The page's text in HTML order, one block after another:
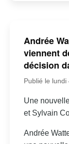
Andrée
viennent
décision
Publié le
Une
et Sylvain
Andrée